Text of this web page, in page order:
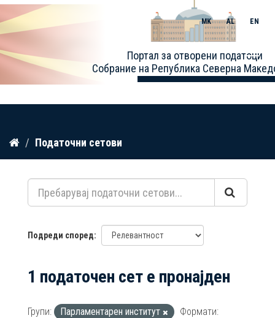
Прескокнете
содржина
Портал за отворени податоци
Собрание на Република Северна
MK AL EN
Toggle
Податочни сетови
Подреди според
1 податочен сет е пронајден
Групи: Парламентарен институт
Формати: